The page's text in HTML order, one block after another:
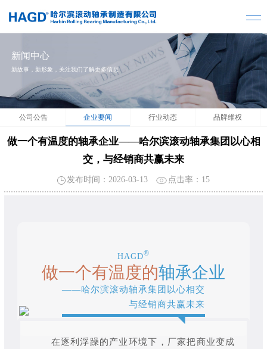
新闻中心
新故事，新形象，关注我们了解更多信息
公司公告 企业要闻 行业动态 品牌维权
做一个有温度的轴承企业——哈尔滨滚动轴承集团以心相
交，与经销商共赢未来
发布时间：2026-03-13 点击率： 15
HAGD®
做一个有温度的轴承企业
——哈尔滨滚动轴承集团以心相交
与经销商共赢未来
在逐利浮躁的产业环境下，厂家把商业变成